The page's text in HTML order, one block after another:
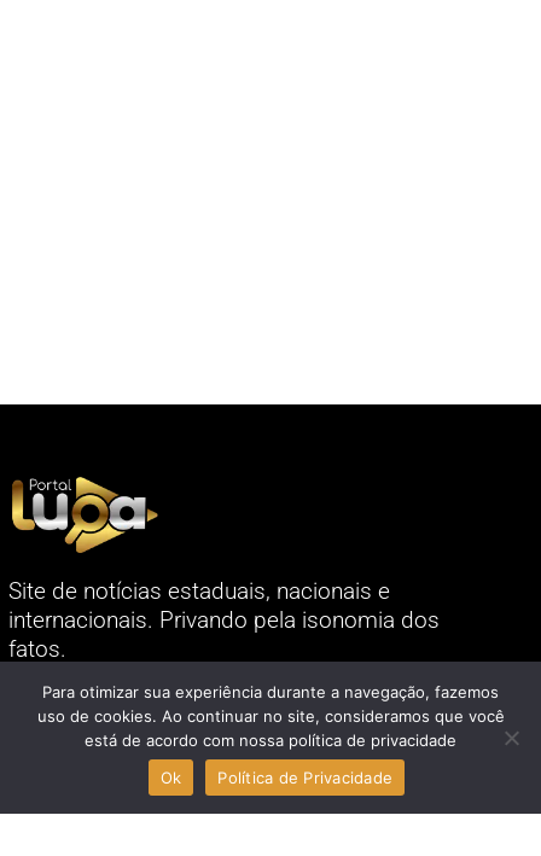
Site de notícias estaduais, nacionais e
internacionais. Privando pela isonomia dos
fatos.
LinksPara otimizar sua experiência durante a navegação, fazemos
uso de cookies. Ao continuar no site, consideramos que você
está de acordo com nossa política de privacidade
Ok
Política de Privacidade